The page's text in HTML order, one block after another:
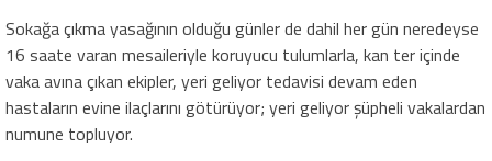
Sokağa çıkma yasağının olduğu günler de dahil her gün neredeyse
16 saate varan mesaileriyle koruyucu tulumlarla, kan ter içinde
vaka avına çıkan ekipler, yeri geliyor tedavisi devam eden
hastaların evine ilaçlarını götürüyor; yeri geliyor şüpheli vakalardan
numune topluyor.